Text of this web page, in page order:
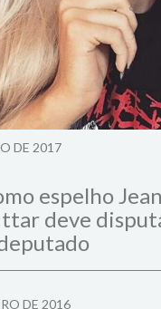
DE 2017
espelho
deve
DE 2016